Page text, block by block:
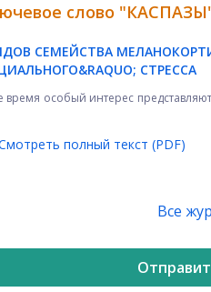
слово
СЕМЕЙСТВА
СТРЕССА
время особый интерес
полный текст (PDF)
Все